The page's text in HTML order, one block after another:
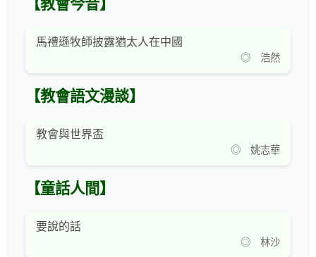
【教會今昔】
馬禮遜牧師披露猶太人在中國
◎ 浩然
【教會語文漫談】
教會與世界盃
◎ 姚志華
【童話人間】
要說的話
◎ 林沙